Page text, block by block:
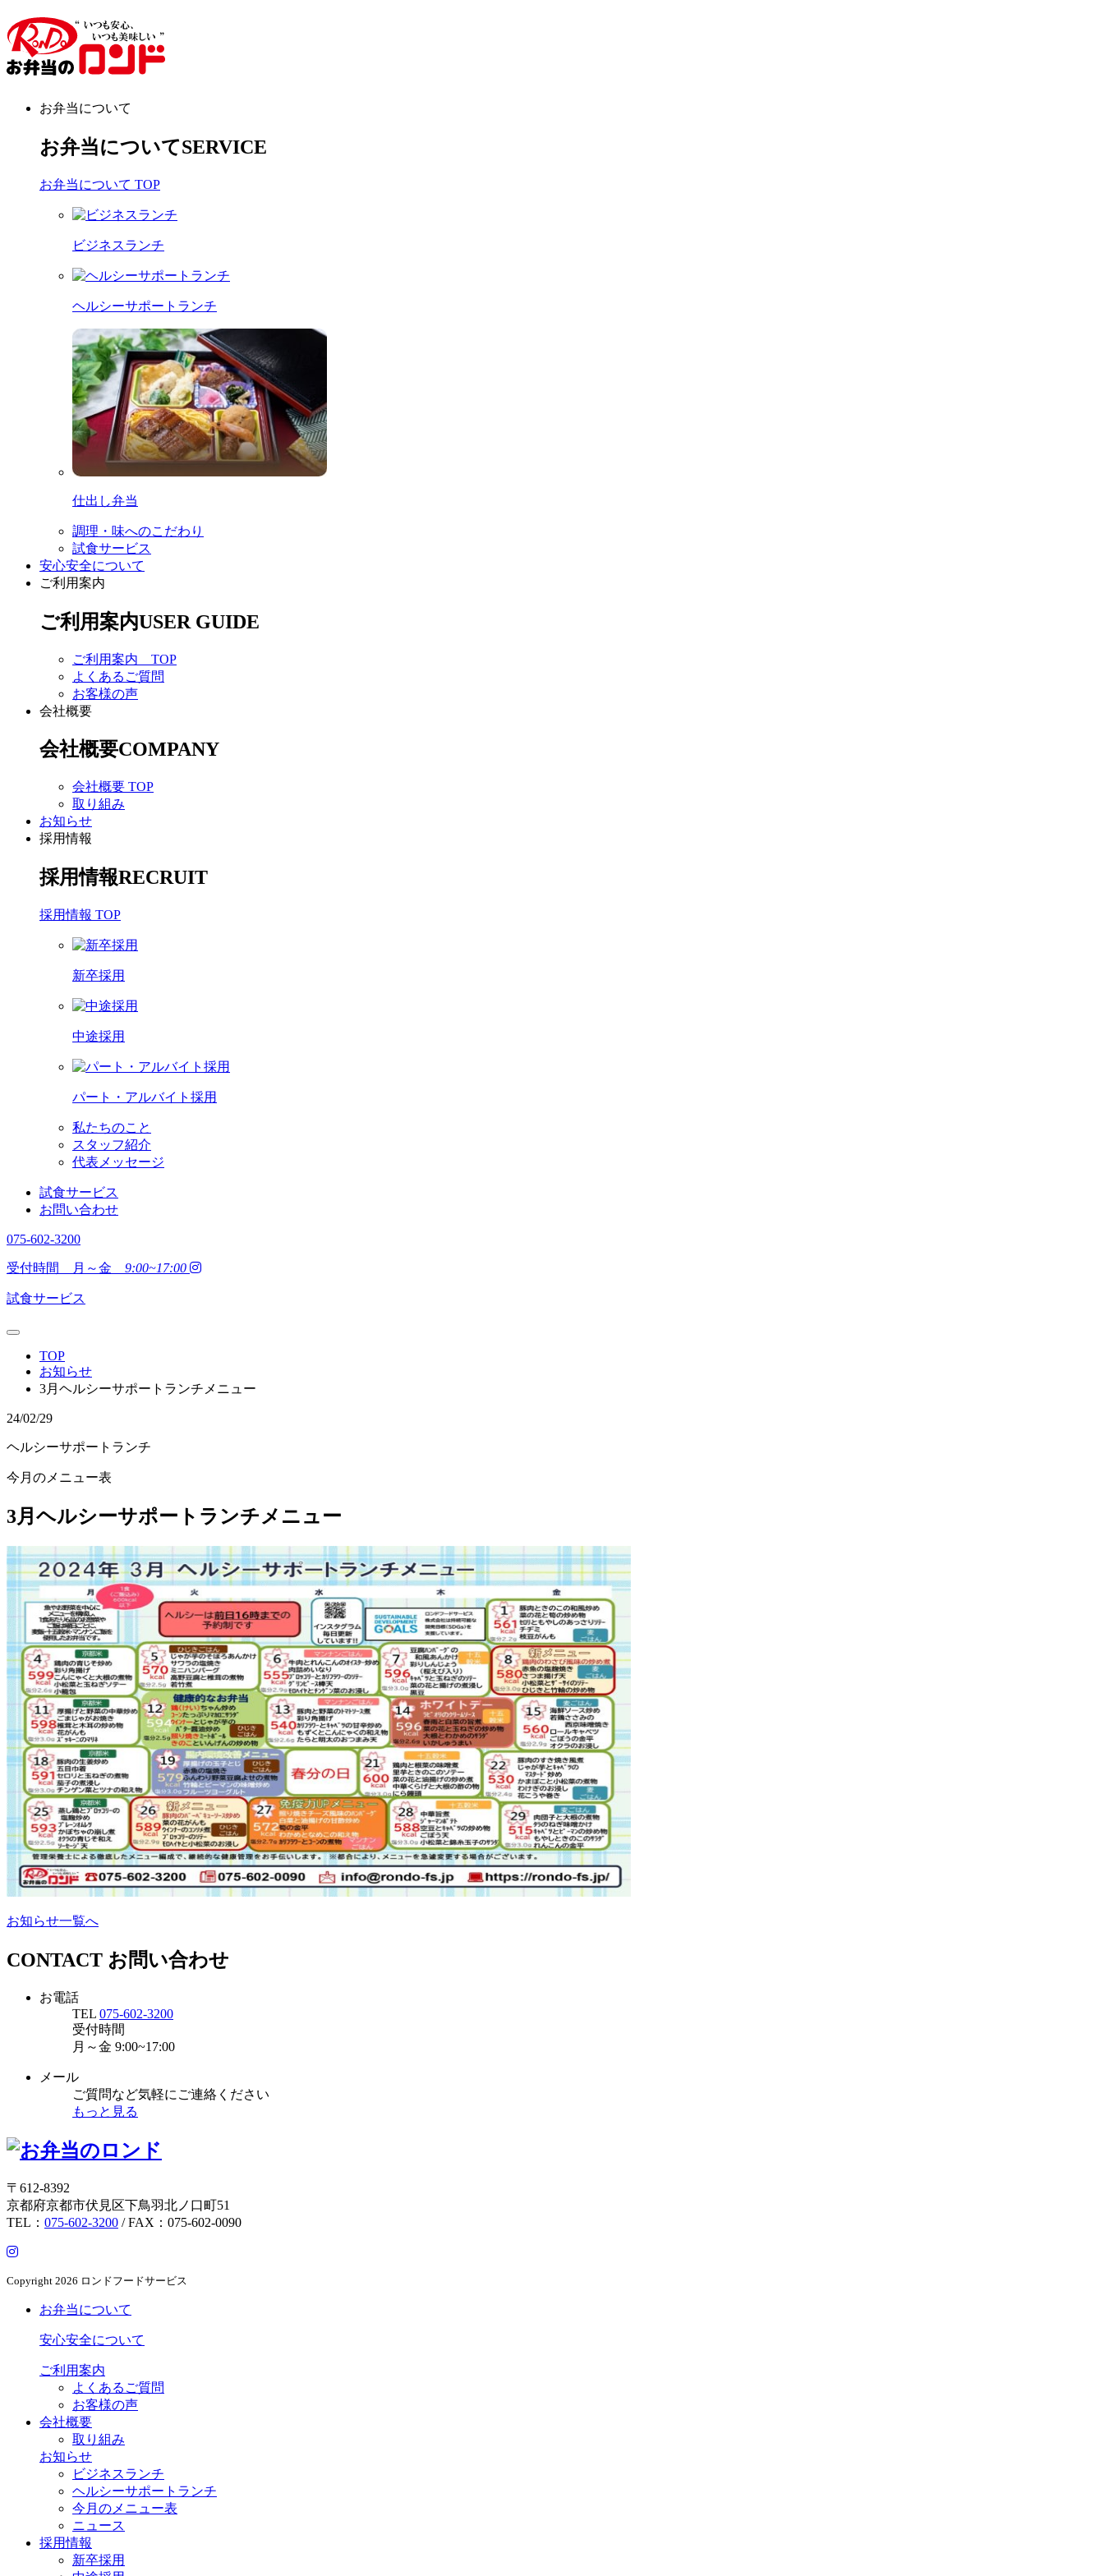
お弁当について
お弁当についてSERVICE
お弁当について TOP
ビジネスランチ
ヘルシーサポートランチ
仕出し弁当
調理・味へのこだわり
試食サービス
安心安全について
ご利用案内
ご利用案内USER GUIDE
ご利用案内 TOP
よくあるご質問
お客様の声
会社概要
会社概要COMPANY
会社概要 TOP
取り組み
お知らせ
採用情報
採用情報RECRUIT
採用情報 TOP
新卒採用
中途採用
パート・アルバイト採用
私たちのこと
スタッフ紹介
代表メッセージ
試食サービス
お問い合わせ
075-602-3200
受付時間 月～金 9:00~17:00
試食サービス
TOP
お知らせ
3月ヘルシーサポートランチメニュー
24/02/29
ヘルシーサポートランチ
今月のメニュー表
3月ヘルシーサポートランチメニュー
お知らせ一覧へ
CONTACT お問い合わせ
お電話
TEL 075-602-3200
受付時間
月～金 9:00~17:00
メール
ご質問など気軽にご連絡ください
もっと見る
〒612-8392
京都府京都市伏見区下鳥羽北ノ口町51
TEL： 075-602-3200 / FAX：075-602-0090
Copyright 2026 ロンドフードサービス
お弁当について
安心安全について
ご利用案内
よくあるご質問
お客様の声
会社概要
取り組み
お知らせ
ビジネスランチ
ヘルシーサポートランチ
今月のメニュー表
ニュース
採用情報
新卒採用